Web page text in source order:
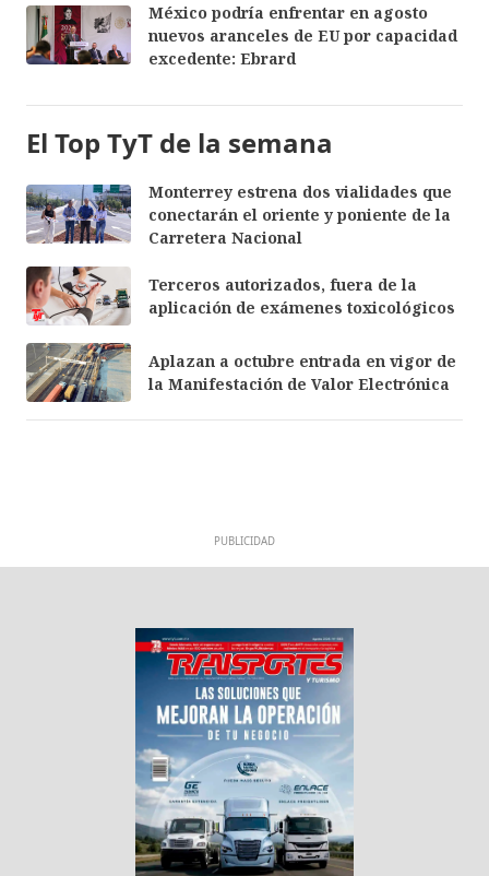
México podría enfrentar en agosto
nuevos aranceles de EU por capacidad
excedente: Ebrard
El Top TyT de la semana
Monterrey estrena dos vialidades que
conectarán el oriente y poniente de la
Carretera Nacional
Terceros autorizados, fuera de la
aplicación de exámenes toxicológicos
Aplazan a octubre entrada en vigor de
la Manifestación de Valor Electrónica
PUBLICIDAD